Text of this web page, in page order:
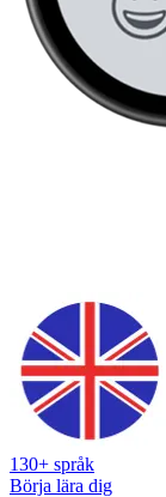
130+ språk
Börja lära dig